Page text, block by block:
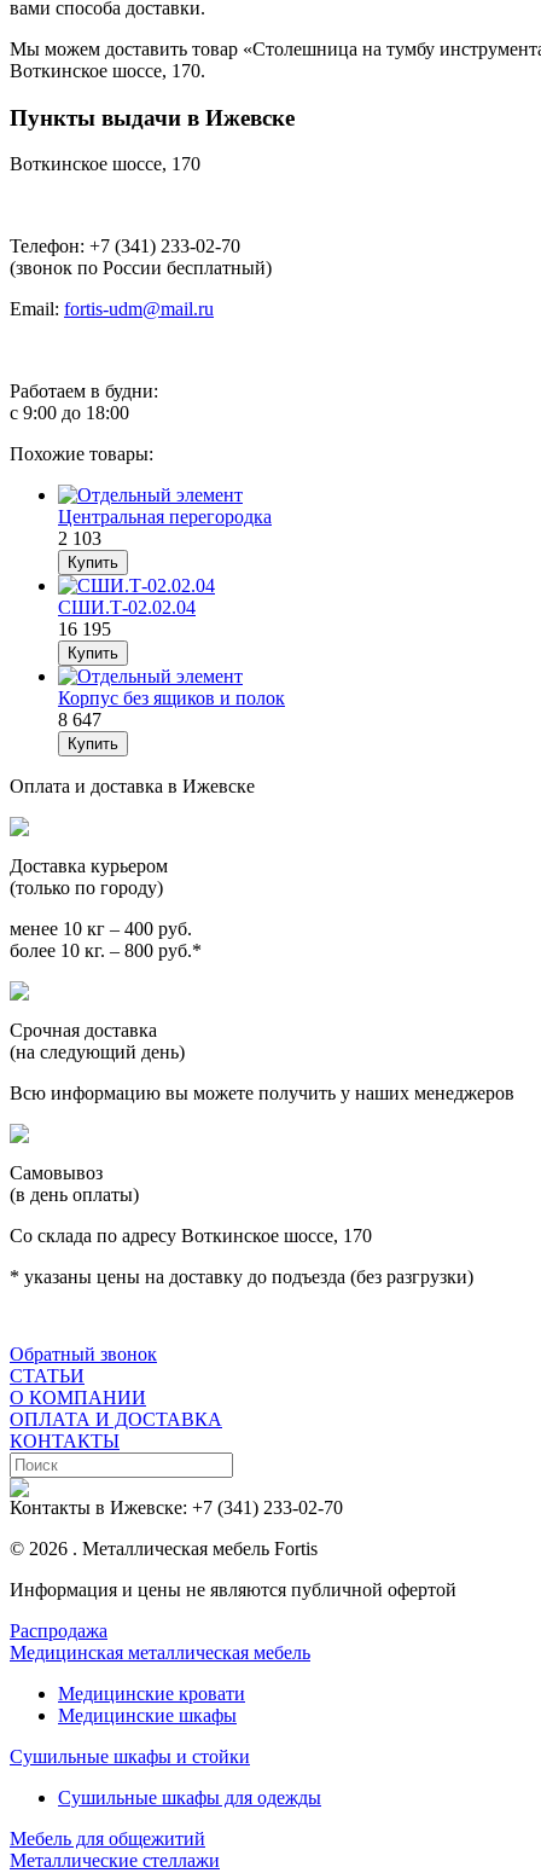
вами способа доставки.
Мы можем доставить товар «Столешница на тумбу
Воткинское шоссе, 170.
Пункты выдачи в Ижевске
Воткинское шоссе, 170
Телефон: +7 (341) 233-02-70
(звонок по России бесплатный)
Email: fortis-udm@mail.ru
Работаем в будни:
с 9:00 до 18:00
Похожие товары:
Центральная перегородка
2 103
СШИ.Т-02.02.04
16 195
Корпус без ящиков и полок
8 647
Оплата и доставка в Ижевске
Доставка курьером
(только по городу)
менее 10 кг – 400 руб.
более 10 кг. – 800 руб.*
Срочная доставка
(на следующий день)
Всю информацию вы можете получить у наших менеджеров
Самовывоз
(в день оплаты)
Со склада по адресу Воткинское шоссе, 170
* указаны цены на доставку до подъезда (без разгрузки)
Обратный звонок
СТАТЬИ
О КОМПАНИИ
ОПЛАТА И ДОСТАВКА
КОНТАКТЫ
Контакты в Ижевске: +7 (341) 233-02-70
© 2026 . Металлическая мебель Fortis
Информация и цены не являются публичной офертой
Распродажа
Медицинская металлическая мебель
Медицинские кровати
Медицинские шкафы
Сушильные шкафы и стойки
Сушильные шкафы для одежды
Мебель для общежитий
Металлические стеллажи